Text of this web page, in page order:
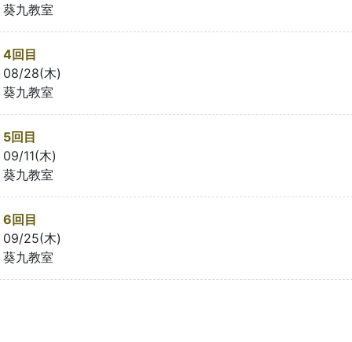
葵九教室
4回目
08/28(木)
葵九教室
5回目
09/11(木)
葵九教室
6回目
09/25(木)
葵九教室